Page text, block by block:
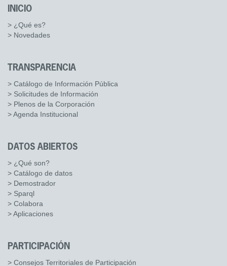
INICIO
> ¿Qué es?
> Novedades
TRANSPARENCIA
> Catálogo de Información Pública
> Solicitudes de Información
> Plenos de la Corporación
> Agenda Institucional
DATOS ABIERTOS
> ¿Qué son?
> Catálogo de datos
> Demostrador
> Sparql
> Colabora
> Aplicaciones
PARTICIPACIÓN
> Consejos Territoriales de Participación